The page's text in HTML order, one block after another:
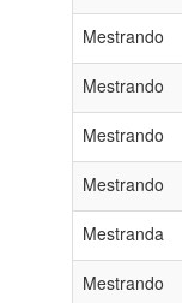
Categoria
Mestrando
Mestrando
Mestrando
Mestrando
Mestranda
Mestrando